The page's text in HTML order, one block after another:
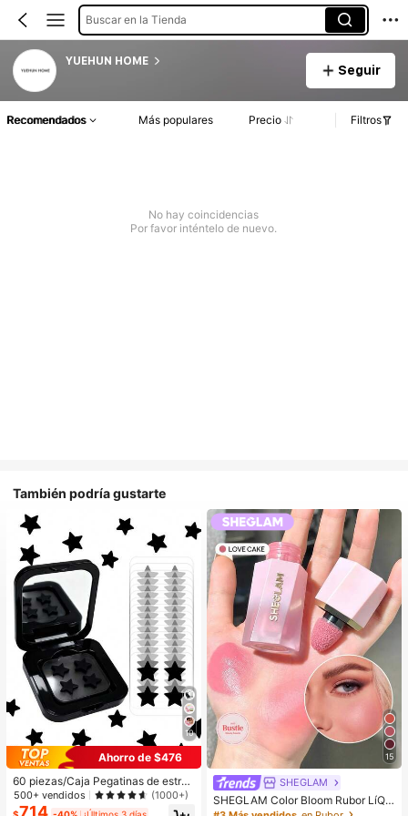
Buscar en la Tienda
YUEHUN HOME
Seguir
Recomendados Más populares Precio Filtros
No hay coincidencias
Por favor inténtelo de nuevo.
También podría gustarte
10
Ahorro de $476
60 piezas/Caja Pegatinas de estrell
a lindas - Pegatinas faciales, sin al
cohol, sin fragancia, suaves en la pi
500+ vendidos (1000+)
15
SHEGLAM
SHEGLAM Color Bloom Rubor LíQui
do Acabado Mate-Love Cake Color